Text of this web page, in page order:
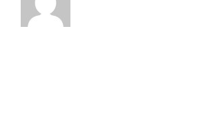
Equipo directivo